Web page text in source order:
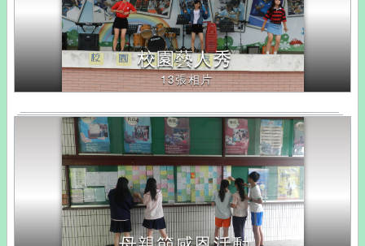
校園藝人秀
13張相片